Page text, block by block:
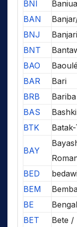
BNI
BAN
BNJ
BNT
BAO
Baoulé
BAR
Bari
BRB
BAS
BTK
BAY
BED
BEM
BE
BET
Bete /